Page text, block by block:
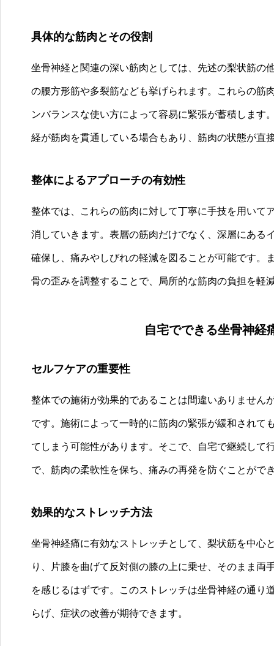
具体的な筋肉とその役割
坐骨神経と関連の深い筋肉としては、先述の梨状筋の
の腰方形筋や多裂筋なども挙げられます。これらの筋
ンバランスな使い方によって容易に緊張が蓄積しま
経が筋肉を貫通している場合もあり、筋肉の状態が直
整体によるアプローチの有効性
整体では、これらの筋肉に対して丁寧に手技を用いて
消していきます。表層の筋肉だけでなく、深層にある
確保し、痛みやしびれの軽減を図ることが可能です。
骨の歪みを調整することで、局所的な筋肉の負担を軽
自宅でできる坐骨神経
セルフケアの重要性
整体での施術が効果的であることは間違いありません
です。施術によって一時的に筋肉の緊張が緩和されて
てしまう可能性があります。そこで、自宅で継続して
で、筋肉の柔軟性を保ち、痛みの再発を防ぐことがで
効果的なストレッチ方法
坐骨神経痛に有効なストレッチとして、梨状筋を中心
り、片膝を曲げて反対側の膝の上に乗せ、そのまま
を感じるはずです。このストレッチは坐骨神経の通
らげ、症状の改善が期待できます。